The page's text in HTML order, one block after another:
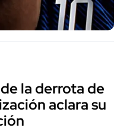
la derrota de
aclara su